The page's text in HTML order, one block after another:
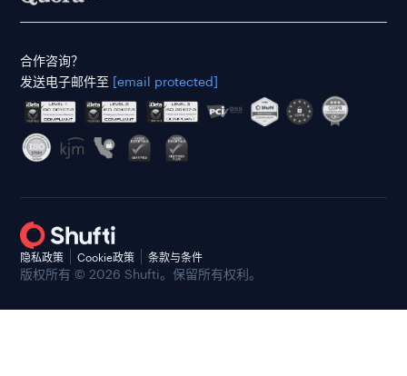
合作咨询？
发送电子邮件至
[email protected]
版权所有 © 2026 Shufti。保留所有权利。
隐私政策 Cookie政策 条款与条件